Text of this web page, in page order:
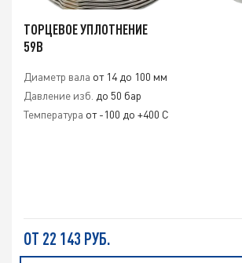
ТОРЦЕВОЕ УПЛОТНЕНИЕ
59B
Диаметр вала от 14 до 100 мм
Давление изб. до 50 бар
Температура от -100 до +400 С
ОТ 22 143 РУБ.